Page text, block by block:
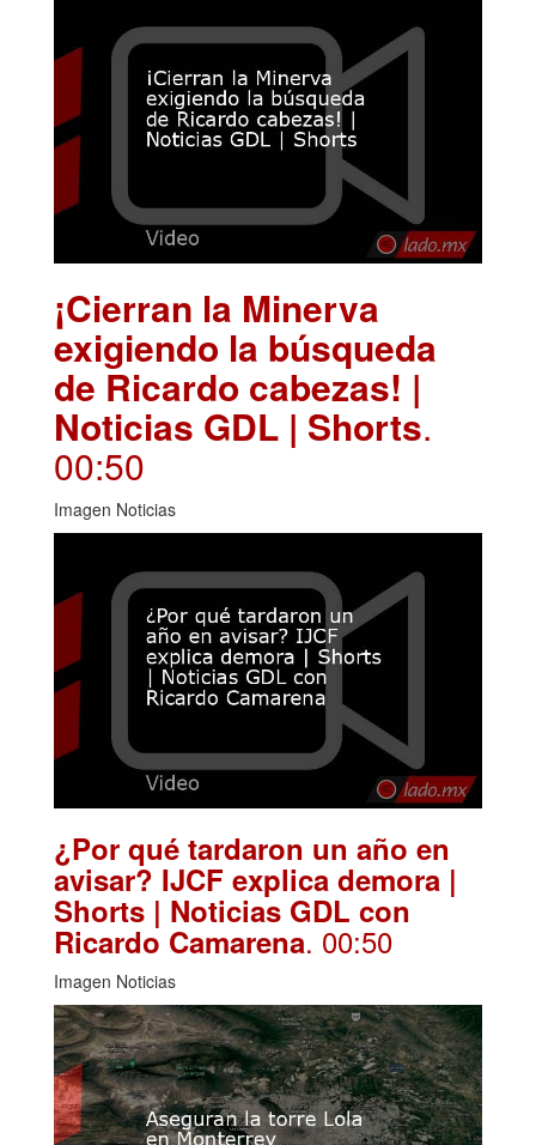
¡Cierran la Minerva
exigiendo la búsqueda
de Ricardo cabezas! |
Noticias GDL | Shorts.
00:50
Imagen Noticias
¿Por qué tardaron un año en
avisar? IJCF explica demora |
Shorts | Noticias GDL con
Ricardo Camarena. 00:50
Imagen Noticias